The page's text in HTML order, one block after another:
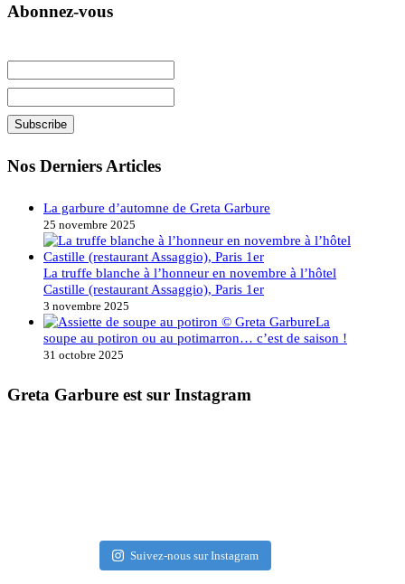
Abonnez-vous
Nos Derniers Articles
La garbure d’automne de Greta Garbure
25 novembre 2025
La truffe blanche à l’honneur en novembre à l’hôtel
Castille (restaurant Assaggio), Paris 1er
3 novembre 2025
La
soupe au potiron ou au potimarron… c’est de saison !
31 octobre 2025
Greta Garbure est sur Instagram
Suivez-nous sur Instagram